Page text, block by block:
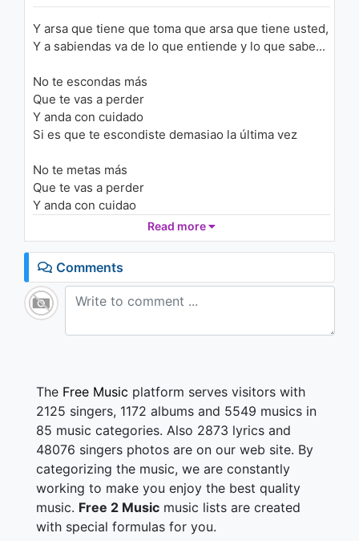
Y arsa que tiene que toma que arsa que tiene usted,
Y a sabiendas va de lo que entiende y lo que sabe...
No te escondas más
Que te vas a perder
Y anda con cuidado
Si es que te escondiste demasiao la última vez
No te metas más
Que te vas a perder
Y anda con cuidao
Si es que te escondiste demasiado la última vez
Y ahora lo sueños van
Contando me los días
Y los recuerdos iluminaban la luz del día
Que alegría de verte
buscarte
Te imaginas con el con el mismo pensamiento toa la
vida me aburriría
Pinta, y en la arena pintaré
Versos de hilo negro con agujas de coser
Y antes de que el aire nos seque las manos
Mojaré mis manos en agua fría
Read more
Comments
The Free Music platform serves visitors with
2125 singers, 1172 albums and 5549 musics in
85 music categories. Also 2873 lyrics and
48076 singers photos are on our web site. By
categorizing the music, we are constantly
working to make you enjoy the best quality
music. Free 2 Music music lists are created
with special formulas for you.